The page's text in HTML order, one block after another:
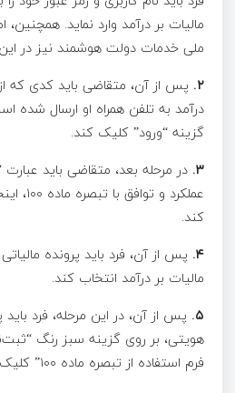
مالیات بر درآمد وارد نماید. همچنین،
ملی خدمات دولت هوشمند نیز در
۲. پس از آن، متقاضی باید کدی که
درآمد به تلفن همراه او ارسال شده
گزینه “ورود” کلیک کند.
۳. در مرحله بعد، متقاضی باید عبارت
عملکرد
کند.
۴. پس از آن، فرد باید پرونده
مالیات بر درآمد انتخاب کند.
۵. پس از آن، در این مرحله، فرد
هویتی، بر روی گزینه سبز رنگ
فرم استفاده از تبصره ماده ۱۰۰” کلیک کند.